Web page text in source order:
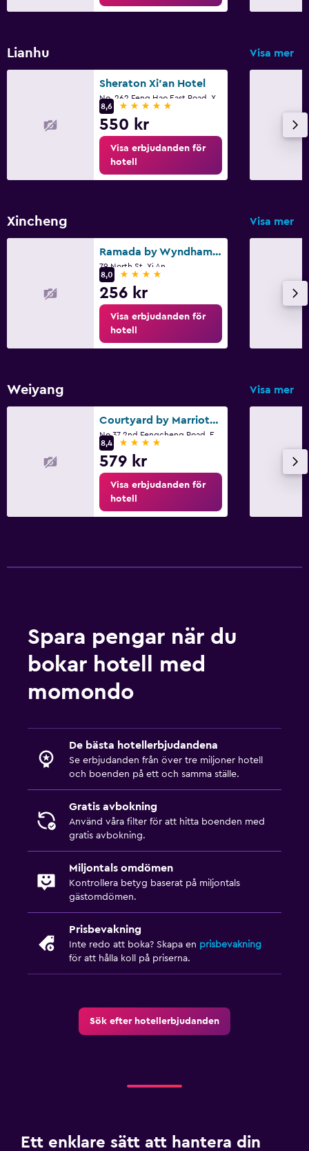
Lianhu Visa mer
Sheraton Xi'an Hotel
8,6
5 stjärnor
550 kr
Visa erbjudanden för
hotell
Xincheng Visa mer
Ramada by Wyndham Xian Bell Tower
79 North St, Xi An
8,0
4 stjärnor
256 kr
Visa erbjudanden för
hotell
Weiyang Visa mer
Courtyard by Marriott Xi'an North
8,4
4 stjärnor
579 kr
Visa erbjudanden för
hotell
Spara pengar när du
bokar hotell med
momondo
De bästa hotellerbjudandena
Se erbjudanden från över tre miljoner hotell
och boenden på ett och samma ställe.
Gratis avbokning
Använd våra filter för att hitta boenden med
gratis avbokning.
Miljontals omdömen
Kontrollera betyg baserat på miljontals
gästomdömen.
Prisbevakning
Inte redo att boka? Skapa en prisbevakning
för att hålla koll på priserna.
Sök efter hotellerbjudanden
Ett enklare sätt att hantera din